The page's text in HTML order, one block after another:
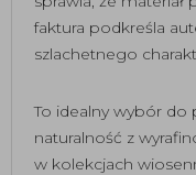
faktura podkreśla
szlachetnego
To idealny wybór do
naturalność z
w kolekcjach